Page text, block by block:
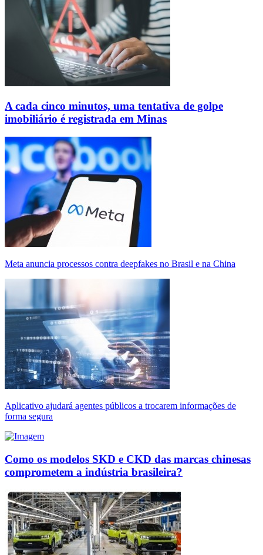
A cada cinco minutos, uma tentativa de golpe
imobiliário é registrada em Minas
Meta anuncia processos contra deepfakes no Brasil e na China
Aplicativo ajudará agentes públicos a trocarem informações de
forma segura
Como os modelos SKD e CKD das marcas chinesas
comprometem a indústria brasileira?